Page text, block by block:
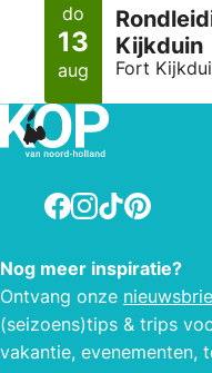
do
13
aug
Kijkduin
Fort
Facebook
Instagram
TikTokPinterest
Nog meer inspiratie?
Ontvang onze
(seizoens)tips & trips
vakantie, evenementen,